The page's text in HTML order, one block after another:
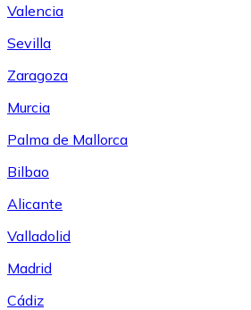
Valencia
Sevilla
Zaragoza
Murcia
Palma de Mallorca
Bilbao
Alicante
Valladolid
Madrid
Cádiz